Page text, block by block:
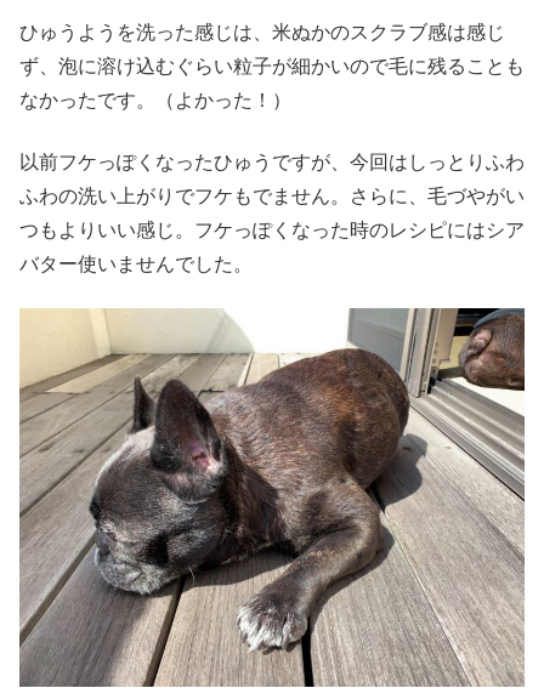
ひゅうようを洗った感じは、米ぬかのスクラブ感は感じ
ず、泡に溶け込むぐらい粒子が細かいので毛に残ることも
なかったです。（よかった！）
以前フケっぽくなったひゅうですが、今回はしっとりふわ
ふわの洗い上がりでフケもでません。さらに、毛づやがい
つもよりいい感じ。フケっぽくなった時のレシピにはシア
バター使いませんでした。